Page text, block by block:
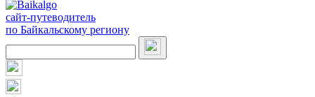
сайт-путеводитель
по Байкальскому региону